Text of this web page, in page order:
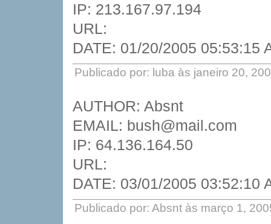
IP: 213.167.97.194
URL:
DATE: 01/20/2005 05:53:15
Publicado por: luba às janeiro 20,
AUTHOR: Absnt
EMAIL: bush@mail.com
IP: 64.136.164.50
URL:
DATE: 03/01/2005 03:52:10
Publicado por: Absnt às março 1,